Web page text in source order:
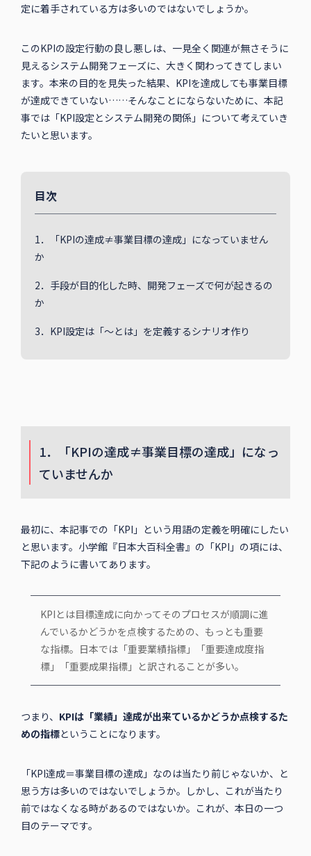
定に着手されている方は多いのではないでしょうか。
このKPIの設定行動の良し悪しは、一見全く関連が無さそうに
見えるシステム開発フェーズに、大きく関わってきてしまい
ます。本来の目的を見失った結果、KPIを達成しても事業目標
が達成できていない……そんなことにならないために、本記
事では「KPI設定とシステム開発の関係」について考えていき
たいと思います。
目次
1．「KPIの達成≠事業目標の達成」になっていません
か
2．手段が目的化した時、開発フェーズで何が起きるの
か
3．KPI設定は「～とは」を定義するシナリオ作り
1．「KPIの達成≠事業目標の達成」になっ
ていませんか
最初に、本記事での「KPI」という用語の定義を明確にしたい
と思います。小学館『日本大百科全書』の「KPI」の項には、
下記のように書いてあります。
KPIとは目標達成に向かってそのプロセスが順調に進
んでいるかどうかを点検するための、もっとも重要
な指標。日本では「重要業績指標」「重要達成度指
標」「重要成果指標」と訳されることが多い。
つまり、 KPIは「業績」達成が出来ているかどうか点検するた
めの指標ということになります。
「KPI達成＝事業目標の達成」なのは当たり前じゃないか、と
思う方は多いのではないでしょうか。しかし、これが当たり
前ではなくなる時があるのではないか。これが、本日の一つ
目のテーマです。